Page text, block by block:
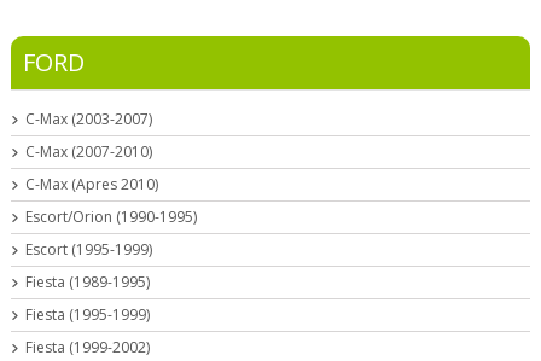
FORD
C-Max (2003-2007)
C-Max (2007-2010)
C-Max (Apres 2010)
Escort/Orion (1990-1995)
Escort (1995-1999)
Fiesta (1989-1995)
Fiesta (1995-1999)
Fiesta (1999-2002)